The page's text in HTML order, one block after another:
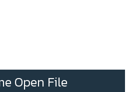
Open File